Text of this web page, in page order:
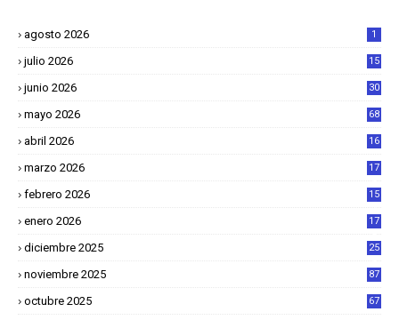
agosto 2026 1
julio 2026 15
junio 2026 30
mayo 2026 68
abril 2026
16
marzo 2026
17
febrero 2026
15
enero 2026
17
diciembre 2025
25
noviembre 2025 87
octubre 2025 67